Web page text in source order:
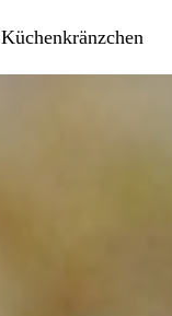
Küchenkränzchen